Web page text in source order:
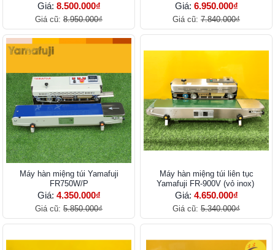
Giá: 8.500.000₫
Giá cũ: 8.950.000₫
Giá: 6.950.000₫
Giá cũ: 7.840.000₫
Máy hàn miệng túi Yamafuji
FR750W/P
Giá: 4.350.000₫
Giá cũ: 5.850.000₫
Máy hàn miệng túi liên tục
Yamafuji FR-900V (vỏ inox)
Giá: 4.650.000₫
Giá cũ: 5.340.000₫